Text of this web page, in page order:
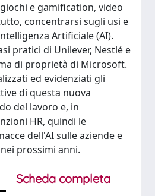
e gamification, video
concentrarsi sugli usi e
Artificiale (AI).
pratici di Unilever, Nestlé e
di proprietà di Microsoft.
ed evidenziati gli
di questa nuova
del lavoro e, in
HR, quindi le
dell'AI sulle aziende e
prossimi anni.
Scheda completa